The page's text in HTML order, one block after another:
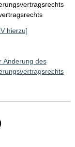
hierzu]
Änderung des